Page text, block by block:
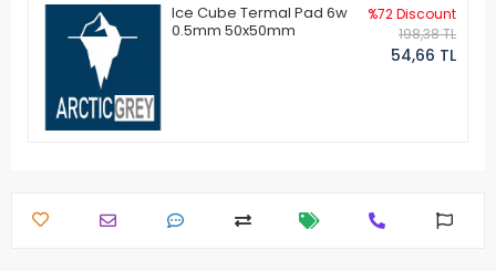
Ice Cube Termal Pad 6w
0.5mm 50x50mm
%72 Discount
198,38 TL
54,66 TL